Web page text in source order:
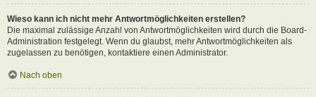
Wieso kann ich nicht mehr Antwortmöglichkeiten erstellen?
Die maximal zulässige Anzahl von Antwortmöglichkeiten wird durch die Board-
Administration festgelegt. Wenn du glaubst, mehr Antwortmöglichkeiten als
zugelassen zu benötigen, kontaktiere einen Administrator.
Nach oben